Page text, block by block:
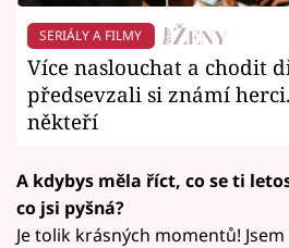
SERIÁLY A FILMY
Více naslouchat a chodit
předsevzali si známí
někteří
A kdybys měla říct, co se ti
co jsi pyšná?
Je tolik krásných momentů!